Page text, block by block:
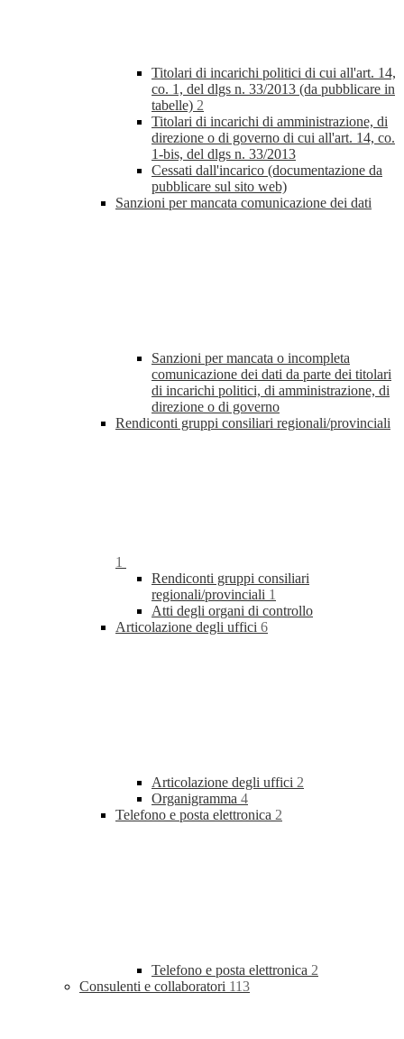
Titolari di incarichi politici di cui all'art. 14,
co. 1, del dlgs n. 33/2013 (da pubblicare in
tabelle) 2
Titolari di incarichi di amministrazione, di
direzione o di governo di cui all'art. 14, co.
1-bis, del dlgs n. 33/2013
Cessati dall'incarico (documentazione da
pubblicare sul sito web)
Sanzioni per mancata comunicazione dei dati
Sanzioni per mancata o incompleta
comunicazione dei dati da parte dei titolari
di incarichi politici, di amministrazione, di
direzione o di governo
Rendiconti gruppi consiliari regionali/provinciali
1
Rendiconti gruppi consiliari
regionali/provinciali 1
Atti degli organi di controllo
Articolazione degli uffici 6
Articolazione degli uffici 2
Organigramma 4
Telefono e posta elettronica 2
Telefono e posta elettronica 2
Consulenti e collaboratori 113